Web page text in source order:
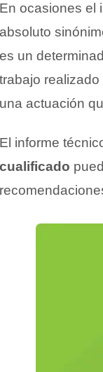
En ocasiones el
absoluto
es un
trabajo
una actuación
El informe
cualificado